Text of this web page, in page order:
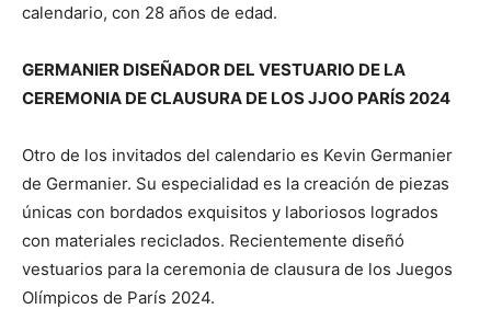
calendario, con 28 años de edad.
GERMANIER DISEÑADOR DEL VESTUARIO DE LA
CEREMONIA DE CLAUSURA DE LOS JJOO PARÍS 2024
Otro de los invitados del calendario es Kevin Germanier
de Germanier. Su especialidad es la creación de piezas
únicas con bordados exquisitos y laboriosos logrados
con materiales reciclados. Recientemente diseñó
vestuarios para la ceremonia de clausura de los Juegos
Olímpicos de París 2024.